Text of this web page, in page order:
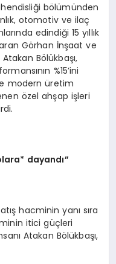
bölümünden
otomotiv ve ilaç
edindiği 15 yıllık
Görhan İnşaat ve
Bölükbaşı,
%15’ini
modern üretim
özel ahşap işleri
dayandı”
hacminin yanı sıra
itici güçleri
Atakan Bölükbaşı,